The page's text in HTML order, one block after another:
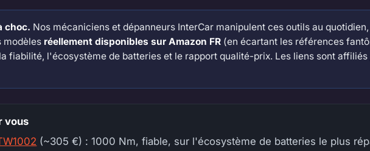
choc. Nos mécaniciens et dépanneurs InterCar manipulent ces outils au
modèles réellement disponibles sur Amazon FR (en écartant les références
fiabilité, l'écosystème de batteries et le rapport qualité-prix. Les liens sont
vous
(~305 €) : 1000 Nm, fiable, sur l'écosystème de batteries le plus